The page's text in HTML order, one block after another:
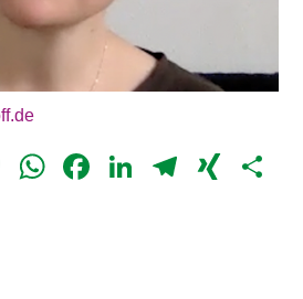
Mastodon
WhatsApp
Facebook
LinkedIn